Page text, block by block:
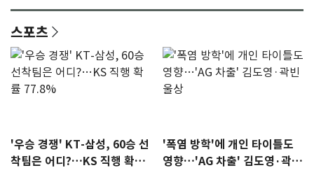
스포츠
'우승 경쟁' KT-삼성, 60승 선
착팀은 어디?…KS 직행 확률
'폭염 방학'에 개인 타이틀도
영향…'AG 차출' 김도영·곽빈